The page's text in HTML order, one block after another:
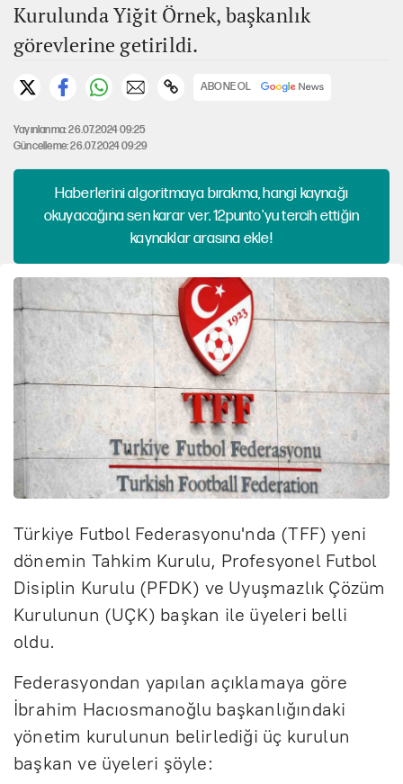
Kurulunda Yiğit Örnek, başkanlık
görevlerine getirildi.
ABONE OL
Yayınlanma: 26.07.2024 09:25
Güncelleme: 26.07.2024 09:29
Haberlerini algoritmaya bırakma, hangi kaynağı
okuyacağına sen karar ver. 12punto'yu tercih ettiğin
kaynaklar arasına ekle!
Türkiye Futbol Federasyonu'nda (TFF) yeni
dönemin Tahkim Kurulu, Profesyonel Futbol
Disiplin Kurulu (PFDK) ve Uyuşmazlık Çözüm
Kurulunun (UÇK) başkan ile üyeleri belli
oldu.
Federasyondan yapılan açıklamaya göre
İbrahim Hacıosmanoğlu başkanlığındaki
yönetim kurulunun belirlediği üç kurulun
başkan ve üyeleri şöyle: